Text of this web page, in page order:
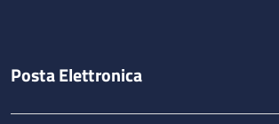
Posta Elettronica